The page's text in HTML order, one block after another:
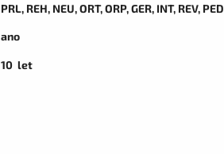
PRL, REH, NEU, ORT, ORP, GER, INT, REV, PED
ano
10 let